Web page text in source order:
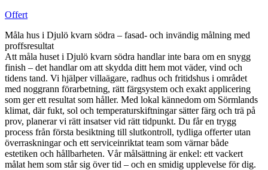
Offert
Måla hus i Djulö kvarn södra – fasad- och invändig målning med
proffsresultat
Att måla huset i Djulö kvarn södra handlar inte bara om en snygg
finish – det handlar om att skydda ditt hem mot väder, vind och
tidens tand. Vi hjälper villaägare, radhus och fritidshus i området
med noggrann förarbetning, rätt färgsystem och exakt applicering
som ger ett resultat som håller. Med lokal kännedom om Sörmlands
klimat, där fukt, sol och temperaturskiftningar sätter färg och trä på
prov, planerar vi rätt insatser vid rätt tidpunkt. Du får en trygg
process från första besiktning till slutkontroll, tydliga offerter utan
överraskningar och ett serviceinriktat team som värnar både
estetiken och hållbarheten. Vår målsättning är enkel: ett vackert
målat hem som står sig över tid – och en smidig upplevelse för dig.